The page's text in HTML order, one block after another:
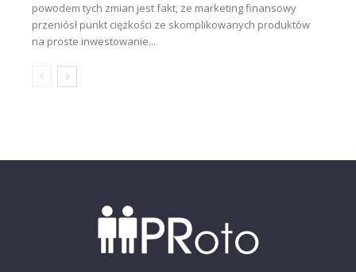
powodem tych zmian jest fakt, że marketing finansowy
przeniósł punkt ciężkości ze skomplikowanych produktów
na proste inwestowanie...